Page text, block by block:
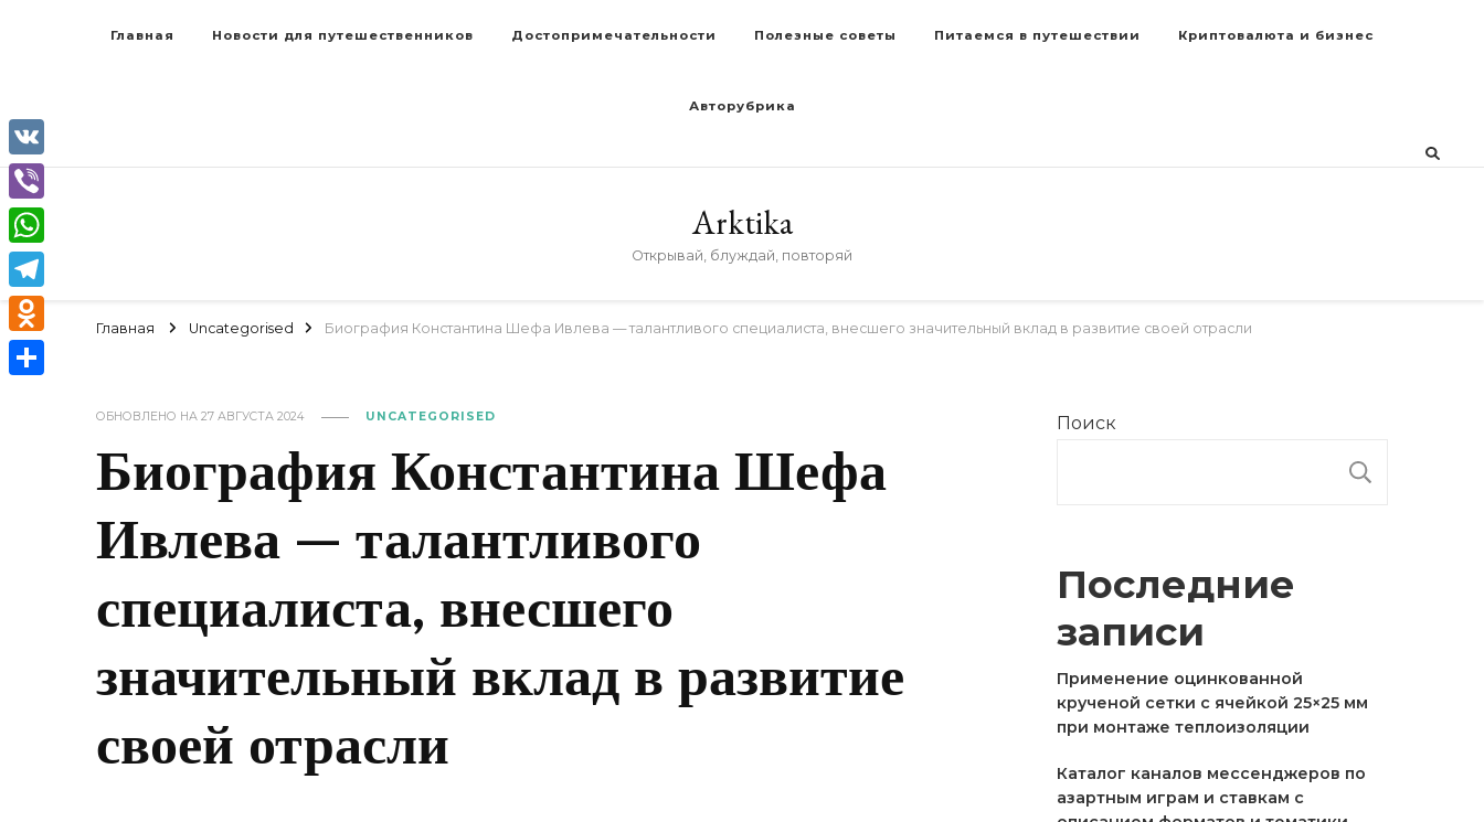
Главная Новости для путешественников Достопримечательности Полезные советы Питаемся в путешествии Криптовалюта и бизнес
Авторубрика
Arktika
Открывай, блуждай, повторяй
Главная Uncategorised Биография Константина Шефа Ивлева — талантливого специалиста, внесшего значительный вклад в развитие своей отрасли
ОБНОВЛЕНО НА 27 АВГУСТА 2024 UNCATEGORISED
Биография Константина Шефа
Ивлева — талантливого
специалиста, внесшего
значительный вклад в развитие
своей отрасли
Поиск
Последние
записи
Применение оцинкованной
крученой сетки с ячейкой 25×25 мм
при монтаже теплоизоляции
Каталог каналов мессенджеров по
азартным играм и ставкам с
VK
Viber
WhatsApp
Telegram
Odnoklassniki